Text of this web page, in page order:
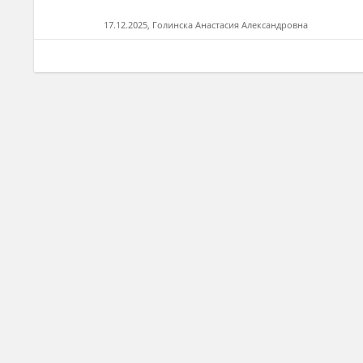
17.12.2025, Голинска Анастасия Александровна